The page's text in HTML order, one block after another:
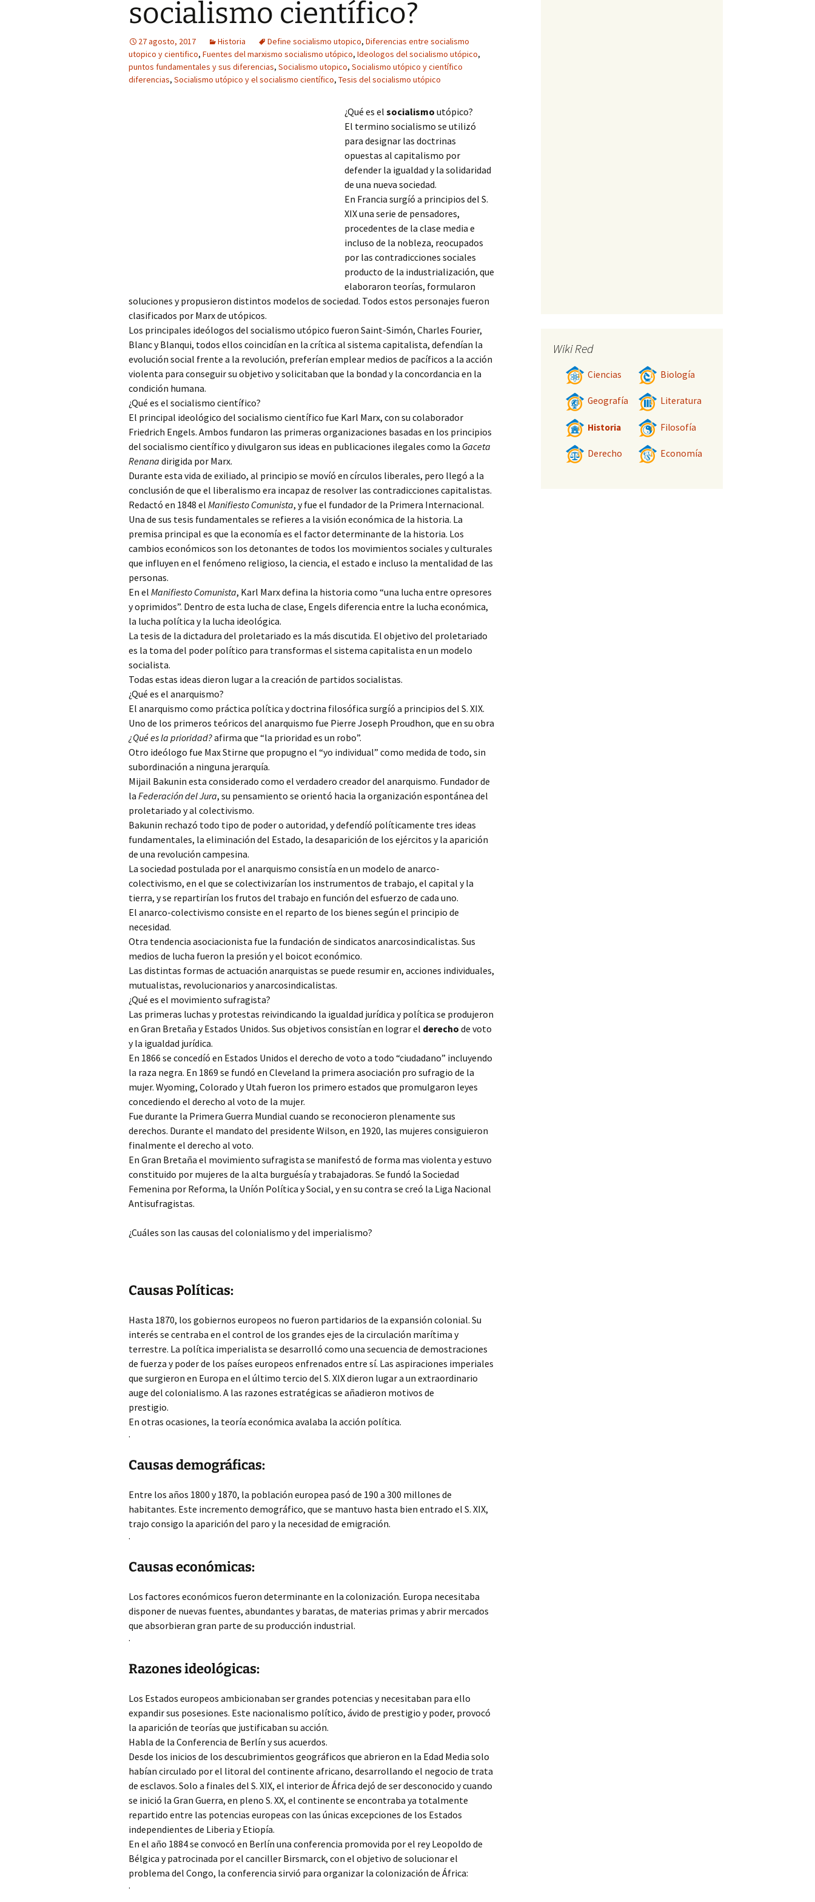
socialismo científico?
27 agosto, 2017 Historia Define socialismo utopico, Diferencias entre socialismo
utopico y cientifico, Fuentes del marxismo socialismo utópico, Ideologos del socialismo utópico,
puntos fundamentales y sus diferencias, Socialismo utopico, Socialismo utópico y científico
diferencias, Socialismo utópico y el socialismo científico, Tesis del socialismo utópico
¿Qué es el socialismo utópico?
El termino socialismo se utilizó
para designar las doctrinas
opuestas al capitalismo por
defender la igualdad y la solidaridad
de una nueva sociedad.
En Francia surgíó a principios del S.
XIX una serie de pensadores,
procedentes de la clase media e
incluso de la nobleza, reocupados
por las contradicciones sociales
producto de la industrialización, que
elaboraron teorías, formularon
soluciones y propusieron distintos modelos de sociedad. Todos estos personajes fueron
clasificados por Marx de utópicos.
Los principales ideólogos del socialismo utópico fueron Saint-Simón, Charles Fourier,
Blanc y Blanqui, todos ellos coincidían en la crítica al sistema capitalista, defendían la
evolución social frente a la revolución, preferían emplear medios de pacíficos a la acción
violenta para conseguir su objetivo y solicitaban que la bondad y la concordancia en la
condición humana.
¿Qué es el socialismo científico?
El principal ideológico del socialismo científico fue Karl Marx, con su colaborador
Friedrich Engels. Ambos fundaron las primeras organizaciones basadas en los principios
del socialismo científico y divulgaron sus ideas en publicaciones ilegales como la Gaceta
Renana dirigida por Marx.
Durante esta vida de exiliado, al principio se movíó en círculos liberales, pero llegó a la
conclusión de que el liberalismo era incapaz de resolver las contradicciones capitalistas.
Redactó en 1848 el Manifiesto Comunista, y fue el fundador de la Primera Internacional.
Una de sus tesis fundamentales se refieres a la visión económica de la historia. La
premisa principal es que la economía es el factor determinante de la historia. Los
cambios económicos son los detonantes de todos los movimientos sociales y culturales
que influyen en el fenómeno religioso, la ciencia, el estado e incluso la mentalidad de las
personas.
En el Manifiesto Comunista, Karl Marx defina la historia como “una lucha entre opresores
y oprimidos”. Dentro de esta lucha de clase, Engels diferencia entre la lucha económica,
la lucha política y la lucha ideológica.
La tesis de la dictadura del proletariado es la más discutida. El objetivo del proletariado
es la toma del poder político para transformas el sistema capitalista en un modelo
socialista.
Todas estas ideas dieron lugar a la creación de partidos socialistas.
¿Qué es el anarquismo?
El anarquismo como práctica política y doctrina filosófica surgíó a principios del S. XIX.
Uno de los primeros teóricos del anarquismo fue Pierre Joseph Proudhon, que en su obra
¿Qué es la prioridad?afirma que “la prioridad es un robo”.
Otro ideólogo fue Max Stirne que propugno el “yo individual” como medida de todo, sin
subordinación a ninguna jerarquía.
Mijail Bakunin esta considerado como el verdadero creador del anarquismo. Fundador de
la Federación del Jura, su pensamiento se orientó hacia la organización espontánea del
proletariado y al colectivismo.
Bakunin rechazó todo tipo de poder o autoridad, y defendíó políticamente tres ideas
fundamentales, la eliminación del Estado, la desaparición de los ejércitos y la aparición
de una revolución campesina.
La sociedad postulada por el anarquismo consistía en un modelo de anarco-
colectivismo, en el que se colectivizarían los instrumentos de trabajo, el capital y la
tierra, y se repartirían los frutos del trabajo en función del esfuerzo de cada uno.
El anarco-colectivismo consiste en el reparto de los bienes según el principio de
necesidad.
Otra tendencia asociacionista fue la fundación de sindicatos anarcosindicalistas. Sus
medios de lucha fueron la presión y el boicot económico.
Las distintas formas de actuación anarquistas se puede resumir en, acciones individuales,
mutualistas, revolucionarios y anarcosindicalistas.
¿Qué es el movimiento sufragista?
Las primeras luchas y protestas reivindicando la igualdad jurídica y política se produjeron
en Gran Bretaña y Estados Unidos. Sus objetivos consistían en lograr el derecho de voto
y la igualdad jurídica.
En 1866 se concedíó en Estados Unidos el derecho de voto a todo “ciudadano” incluyendo
la raza negra. En 1869 se fundó en Cleveland la primera asociación pro sufragio de la
mujer. Wyoming, Colorado y Utah fueron los primero estados que promulgaron leyes
concediendo el derecho al voto de la mujer.
Fue durante la Primera Guerra Mundial cuando se reconocieron plenamente sus
derechos. Durante el mandato del presidente Wilson, en 1920, las mujeres consiguieron
finalmente el derecho al voto.
En Gran Bretaña el movimiento sufragista se manifestó de forma mas violenta y estuvo
constituido por mujeres de la alta burguésía y trabajadoras. Se fundó la Sociedad
Femenina por Reforma, la Uníón Política y Social, y en su contra se creó la Liga Nacional
Antisufragistas.
¿Cuáles son las causas del colonialismo y del imperialismo?
Causas Políticas:
Hasta 1870, los gobiernos europeos no fueron partidarios de la expansión colonial. Su
interés se centraba en el control de los grandes ejes de la circulación marítima y
terrestre. La política imperialista se desarrolló como una secuencia de demostraciones
de fuerza y poder de los países europeos enfrenados entre sí. Las aspiraciones imperiales
que surgieron en Europa en el último tercio del S. XIX dieron lugar a un extraordinario
auge del colonialismo. A las razones estratégicas se añadieron motivos de
prestigio.
En otras ocasiones, la teoría económica avalaba la acción política.
·
Causas demográficas:
Entre los años 1800 y 1870, la población europea pasó de 190 a 300 millones de
habitantes. Este incremento demográfico, que se mantuvo hasta bien entrado el S. XIX,
trajo consigo la aparición del paro y la necesidad de emigración.
·
Causas económicas:
Los factores económicos fueron determinante en la colonización. Europa necesitaba
disponer de nuevas fuentes, abundantes y baratas, de materias primas y abrir mercados
que absorbieran gran parte de su producción industrial.
·
Razones ideológicas:
Los Estados europeos ambicionaban ser grandes potencias y necesitaban para ello
expandir sus posesiones. Este nacionalismo político, ávido de prestigio y poder, provocó
la aparición de teorías que justificaban su acción.
Habla de la Conferencia de Berlín y sus acuerdos.
Desde los inicios de los descubrimientos geográficos que abrieron en la Edad Media solo
habían circulado por el litoral del continente africano, desarrollando el negocio de trata
de esclavos. Solo a finales del S. XIX, el interior de África dejó de ser desconocido y cuando
se inició la Gran Guerra, en pleno S. XX, el continente se encontraba ya totalmente
repartido entre las potencias europeas con las únicas excepciones de los Estados
independientes de Liberia y Etiopía.
En el año 1884 se convocó en Berlín una conferencia promovida por el rey Leopoldo de
Bélgica y patrocinada por el canciller Birsmarck, con el objetivo de solucionar el
problema del Congo, la conferencia sirvió para organizar la colonización de África:
·
Wiki Red
Ciencias Biología
Geografía Literatura
Historia Filosofía
Derecho Economía